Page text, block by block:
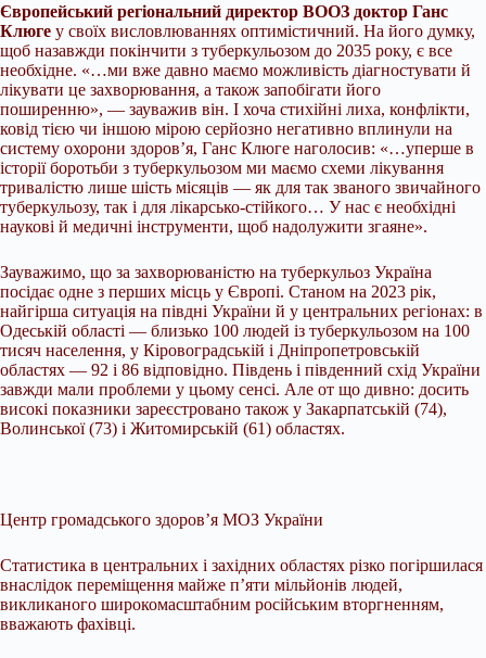
Європейський регіональний директор ВООЗ доктор Ганс
Клюге у своїх висловлюваннях оптимістичний. На його думку,
щоб назавжди покінчити з туберкульозом до 2035 року, є все
необхідне. «…ми вже давно маємо можливість діагностувати й
лікувати це захворювання, а також запобігати його
поширенню», — зауважив він. І хоча стихійні лиха, конфлікти,
ковід тією чи іншою мірою серйозно негативно вплинули на
систему охорони здоров’я, Ганс Клюге наголосив: «…уперше в
історії боротьби з туберкульозом ми маємо схеми лікування
тривалістю лише шість місяців — як для так званого звичайного
туберкульозу, так і для лікарсько-стійкого… У нас є необхідні
наукові й медичні інструменти, щоб надолужити згаяне».
Зауважимо, що за захворюваністю на туберкульоз Україна
посідає одне з перших місць у Європі. Станом на 2023 рік,
найгірша ситуація на півдні України й у центральних регіонах: в
Одеській області — близько 100 людей із туберкульозом на 100
тисяч населення, у Кіровоградській і Дніпропетровській
областях — 92 і 86 відповідно. Південь і південний схід України
завжди мали проблеми у цьому сенсі. Але от що дивно: досить
високі показники зареєстровано також у Закарпатській (74),
Волинської (73) і Житомирській (61) областях.
Центр громадського здоров’я МОЗ України
Статистика в центральних і західних областях різко погіршилася
внаслідок переміщення майже п’яти мільйонів людей,
викликаного широкомасштабним російським вторгненням,
вважають фахівці.